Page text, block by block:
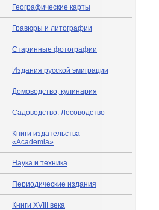
Географические карты
Гравюры и литографии
Старинные фотографии
Издания русской эмиграции
Домоводство, кулинария
Садоводство. Лесоводство
Книги издательства
«Academia»
Наука и техника
Периодические издания
Книги XVIII века